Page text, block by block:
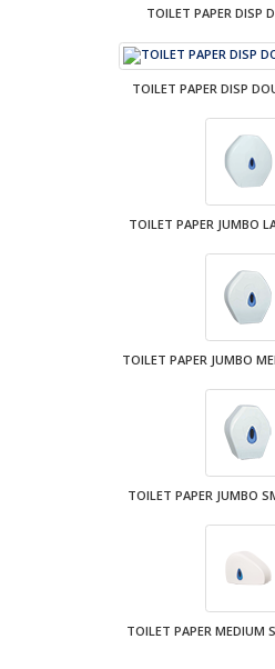
TOILET PAPER DISP
TOILET PAPER DISP
TOILET PAPER JUMBO
TOILET PAPER JUMBO
TOILET PAPER JUMBO
TOILET PAPER MEDIUM